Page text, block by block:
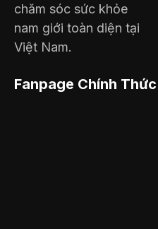
chăm sóc sức khỏe
nam giới toàn diện tại
Việt Nam.
Fanpage Chính Thức